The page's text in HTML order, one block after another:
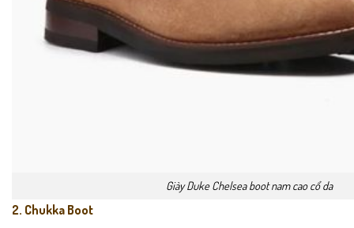
Giày Duke Chelsea boot nam cao cổ da
2. Chukka Boot